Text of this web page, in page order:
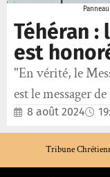
Téhéran :
est
"En vérité, le
est le messager
8 août 2024
Tribune